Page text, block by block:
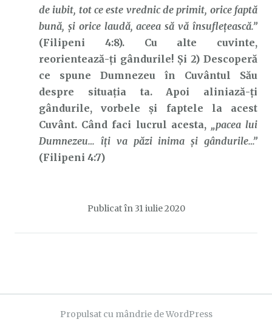
de iubit, tot ce este vrednic de primit, orice faptă
bună, şi orice laudă, aceea să vă însufleţească.”
(Filipeni 4:8). Cu alte cuvinte,
reorientează-ți gândurile! Și 2) Descoperă
ce spune Dumnezeu în Cuvântul Său
despre situația ta. Apoi aliniază-ți
gândurile, vorbele și faptele la acest
Cuvânt. Când faci lucrul acesta, „pacea lui
Dumnezeu… îți va păzi inima şi gândurile…”
(Filipeni 4:7)
Publicat în 31 iulie 2020
Propulsat cu mândrie de WordPress